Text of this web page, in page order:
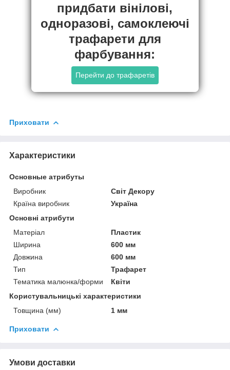
придбати вінілові,
одноразові, самоклеючі
трафарети для
фарбування:
Перейти до трафаретів
Приховати
Характеристики
Основные атрибуты
Виробник
Світ Декору
Країна виробник
Україна
Основні атрибути
Матеріал
Пластик
Ширина
600 мм
Довжина
600 мм
Тип
Трафарет
Тематика малюнка/форми
Квіти
Користувальницькі характеристики
Товщина (мм)
1 мм
Приховати
Умови доставки